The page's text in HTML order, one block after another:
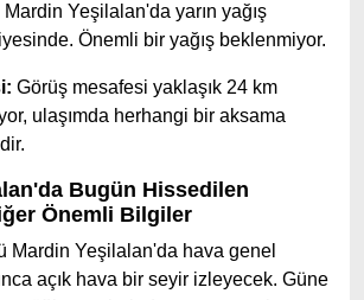
Mardin Yeşilalan'da yarın yağış
Önemli bir yağış beklenmiyor.
Görüş mesafesi yaklaşık 24 km
ulaşımda herhangi bir aksama
Bugün Hissedilen
Önemli Bilgiler
Mardin Yeşilalan'da hava genel
açık hava bir seyir izleyecek. Güne